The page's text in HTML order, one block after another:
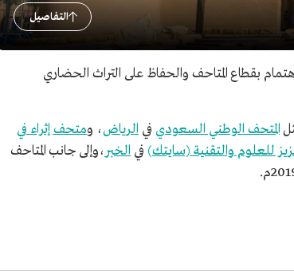
التفاصيل
بقطاع المتاحف والحفاظ على التراث الحضاري
المتحف الوطني السعودي في الرياض، ومتحف إثراء في
للعلوم والتقنية (سايتك) في الخبر،وإلى جانب المتاحف